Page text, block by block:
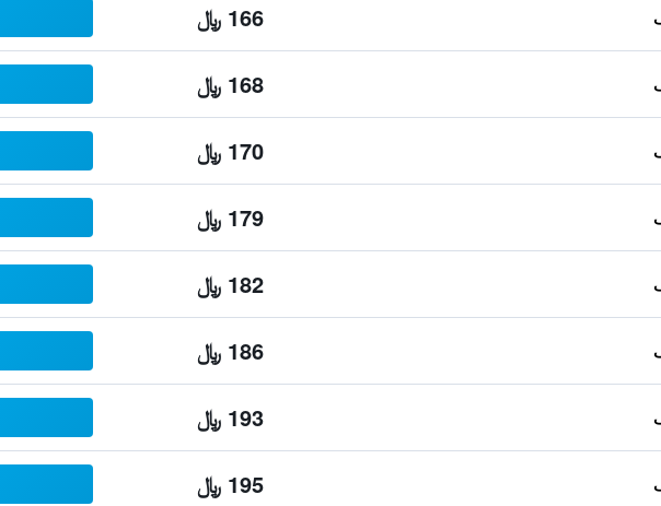
166 ﷼
168 ﷼
170 ﷼
179 ﷼
182 ﷼
186 ﷼
193 ﷼
195 ﷼